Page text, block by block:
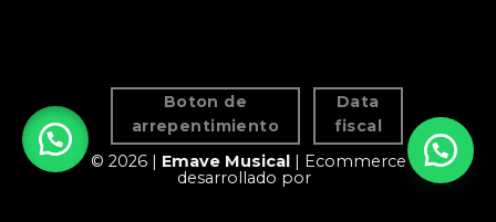
Boton de
arrepentimiento
Data
fiscal
© 2026 | Emave Musical| Ecommerce
desarrollado por